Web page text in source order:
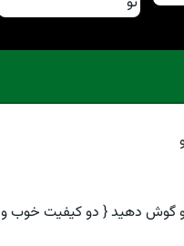
و گوش دهید { دو کیفیت خوب و